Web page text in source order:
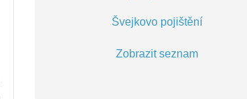
Švejkovo pojištění
Zobrazit seznam